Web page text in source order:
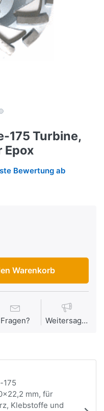
175 Turbine,
Epox
Bewertung ab
Warenkorb
Fragen? Weitersagen
175
mm, für
Klebstoffe und